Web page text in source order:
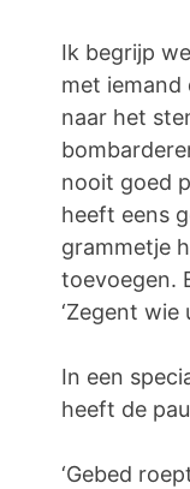
Ik begrijp
met iemand
naar het
nooit goed
heeft eens
grammetje
toevoegen.
‘Zegent wie
In een
heeft de
‘Gebed